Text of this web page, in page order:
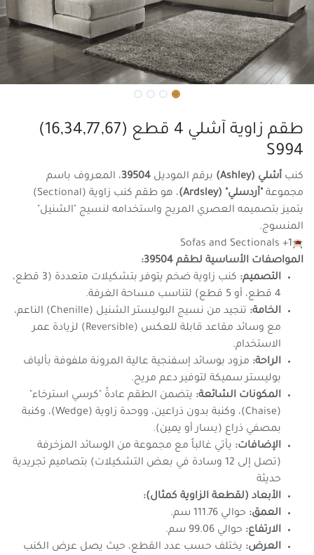
طقم زاوية آشلي 4 قطع (16,34,77,67)
S994
كنب أشلي (Ashley) برقم الموديل 39504، المعروف باسم
مجموعة "أردسلي" (Ardsley)
، هو طقم كنب زاوية (Sectional)
يتميز بتصميمه العصري المريح واستخدامه لنسيج "الشنيل"
المنسوج.
Sofas and Sectionals +1
المواصفات الأساسية لطقم 39504:
التصميم:
كنب زاوية ضخم يتوفر بتشكيلات متعددة (3 قطع،
4 قطع، أو 5 قطع) لتناسب مساحة الغرفة.
الخامة:
تنجيد من نسيج البوليستر الشنيل (Chenille) الناعم،
مع وسائد مقاعد قابلة للعكس (Reversible) لزيادة عمر
الاستخدام.
الراحة: مزود بوسائد إسفنجية عالية المرونة ملفوفة بألياف
بوليستر سميكة لتوفير دعم مريح.
المكونات الشائعة: يتضمن الطقم عادةً "كرسي استرخاء"
(Chaise)، وكنبة بدون ذراعين، ووحدة زاوية (Wedge)، وكنبة
بمصفي ذراع (يسار أو يمين).
الإضافات: يأتي غالباً مع مجموعة من الوسائد المزخرفة
(تصل إلى 12 وسادة في بعض التشكيلات) بتصاميم تجريدية
حديثة
الأبعاد (لقطعة الزاوية كمثال):
العمق: حوالي 111.76 سم.
الارتفاع: حوالي 99.06 سم.
العرض: يختلف حسب عدد القطع، حيث يصل عرض الكنب